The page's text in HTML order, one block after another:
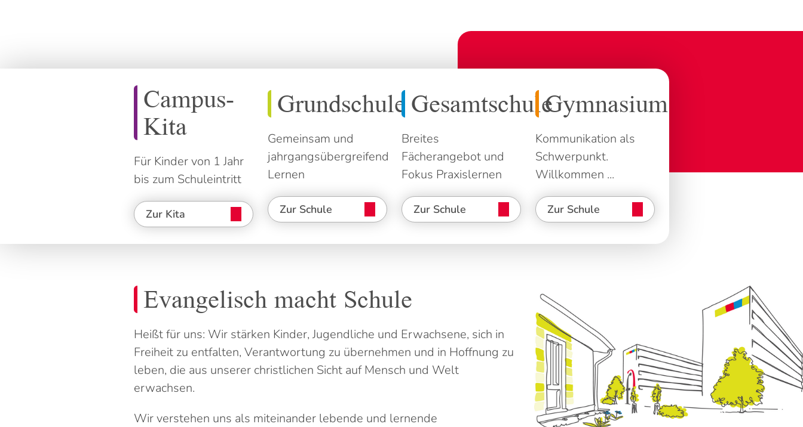
Campus-
Kita
Für Kinder von 1 Jahr
bis zum Schuleintritt
Zur Kita
Grundschule
Gemeinsam und
jahrgangsübergreifend
Lernen
Zur Schule
Gesamtschule
Breites
Fächerangebot und
Fokus Praxislernen
Zur Schule
Gymnasium
Kommunikation als
Schwerpunkt.
Willkommen ...
Zur Schule
Evangelisch macht Schule
Heißt für uns: Wir stärken Kinder, Jugendliche und Erwachsene, sich in
Freiheit zu entfalten, Verantwortung zu übernehmen und in Hoffnung zu
leben, die aus unserer christlichen Sicht auf Mensch und Welt
erwachsen.
Wir verstehen uns als miteinander lebende und lernende